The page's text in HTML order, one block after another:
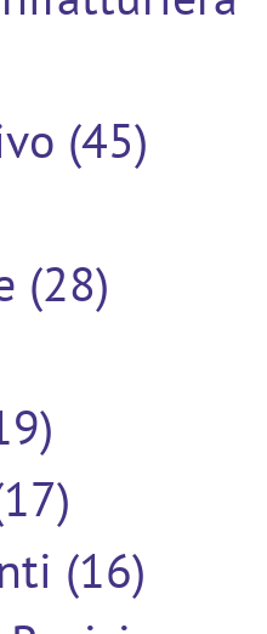
(45)
(28)
(16)